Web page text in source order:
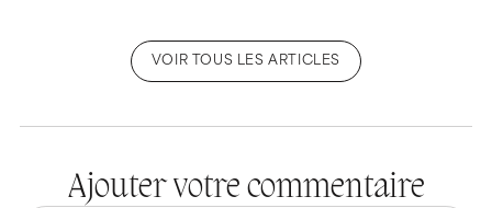
VOIR TOUS LES ARTICLES
Ajouter votre commentaire